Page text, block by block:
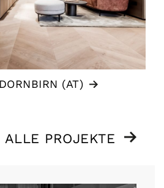
(AT)
ALLE PROJEKTE